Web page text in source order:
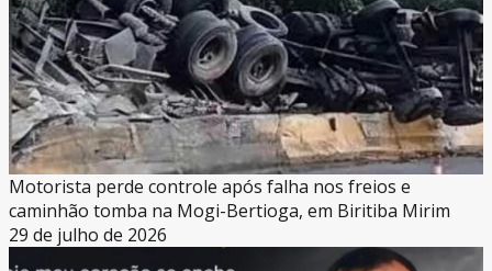
Motorista perde controle após falha nos freios e
caminhão tomba na Mogi-Bertioga, em Biritiba Mirim
29 de julho de 2026